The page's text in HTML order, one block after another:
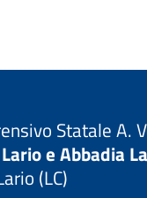
Statale A.
e Abbadia
(LC)